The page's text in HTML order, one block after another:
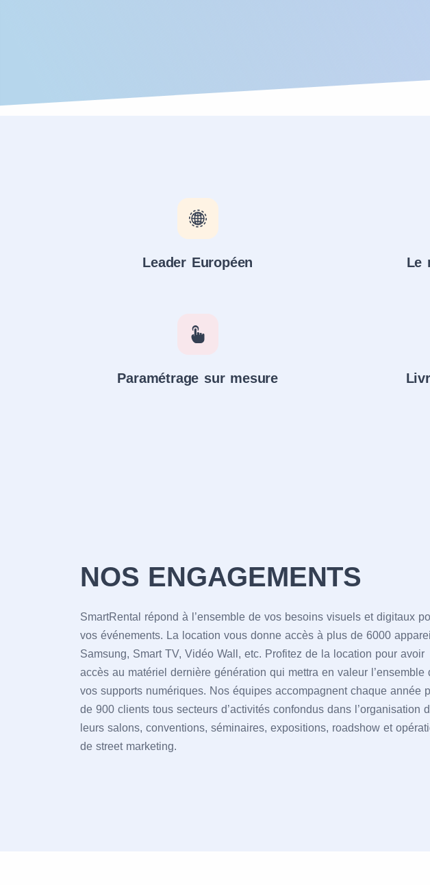
Leader Européen Le
Paramétrage sur mesure
NOS ENGAGEMENTS
SmartRental répond à l’ensemble de vos besoins visuels et digitaux
vos événements. La location vous donne accès à plus de 6000
Samsung, Smart TV, Vidéo Wall, etc. Profitez de la location pour avoir
accès au matériel dernière génération qui mettra en valeur l’ensemble
vos supports numériques. Nos équipes accompagnent chaque année
de 900 clients tous secteurs d’activités confondus dans l’organisation
leurs salons, conventions, séminaires, expositions, roadshow et
de street marketing.